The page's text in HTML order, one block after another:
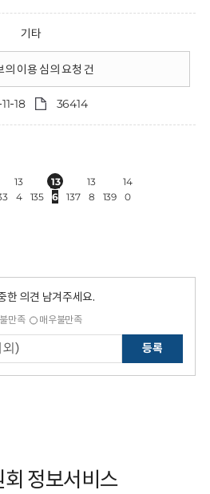
기타
이용 심의 요청 건
18 36414
13
4
135
13
6
137
13
8
139
14
0
한 의견 남겨주세요.
불만족 매우불만족
등록
정보서비스